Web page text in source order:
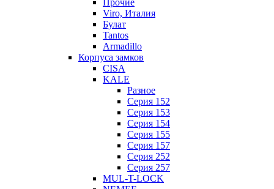
Прочие
Viro, Италия
Булат
Tantos
Armadillo
Корпуса замков
CISA
KALE
Разное
Серия 152
Серия 153
Серия 154
Серия 155
Серия 157
Серия 252
Серия 257
MUL-T-LOCK